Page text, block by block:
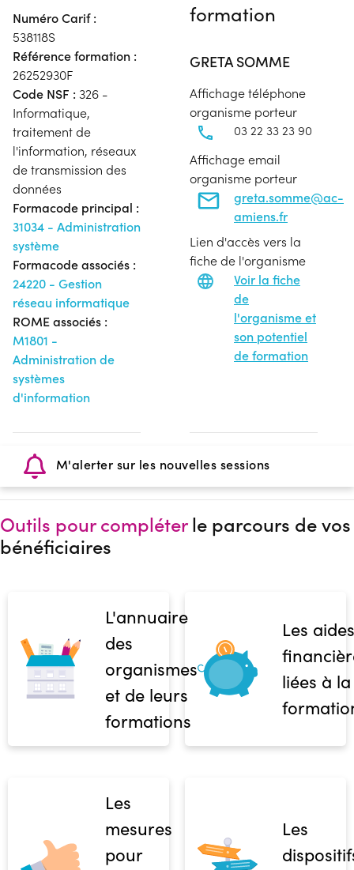
Numéro Carif :
538118S
Référence formation :
26252930F
Code NSF : 326 -
Informatique,
traitement de
l'information, réseaux
de transmission des
données
Formacode principal :
31034 - Administration
système
Formacode associés :
24220 - Gestion
réseau informatique
ROME associés :
M1801 -
Administration de
systèmes
d'information
formation
GRETA SOMME
Affichage téléphone
organisme porteur
03 22 33 23 90
Affichage email
organisme porteur
greta.somme@ac-
amiens.fr
Lien d'accès vers la
fiche de l'organisme
Voir la fiche
de
l'organisme et
son potentiel
de formation
M'alerter sur les nouvelles sessions
Outils pour compléterle parcours de vos
bénéficiaires
L'annuaire
des
organismes
et de leurs
formations
Les aides
liées à la
Les
mesures
pour
Les